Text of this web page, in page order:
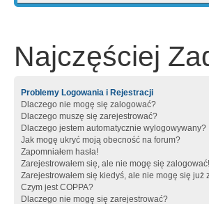
Najczęściej
Problemy Logowania i Rejestracji
Dlaczego nie mogę się zalogować?
Dlaczego muszę się zarejestrować?
Dlaczego jestem automatycznie wylogowywany?
Jak mogę ukryć moją obecność na forum?
Zapomniałem hasła!
Zarejestrowałem się, ale nie mogę się zalogować!
Zarejestrowałem się kiedyś, ale nie mogę się już
Czym jest COPPA?
Dlaczego nie mogę się zarejestrować?